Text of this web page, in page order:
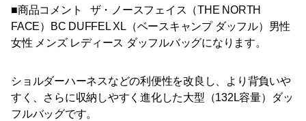
■商品コメント ザ・ノースフェイス（THE NORTH
FACE）BC DUFFEL XL（ベースキャンプ ダッフル）男性
女性 メンズ レディース ダッフルバッグになります。
ショルダーハーネスなどの利便性を改良し、より背負いや
すく、さらに収納しやすく進化した大型（132L容量）ダッ
フルバッグです。